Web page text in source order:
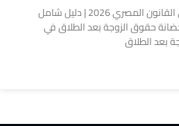
حقوق الزوجة بعد الطلاق في القانون المصري 2026 | دليل شامل
حقوق الزوجة بعد الطلاق في
بعد الطلاق